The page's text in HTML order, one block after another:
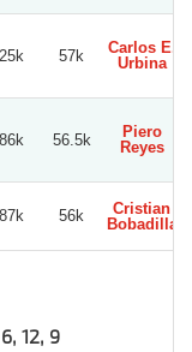
57k
Carlos E.
Urbina
56.5k
Piero
Reyes
56k
Cristian
Bobadilla
12, 9